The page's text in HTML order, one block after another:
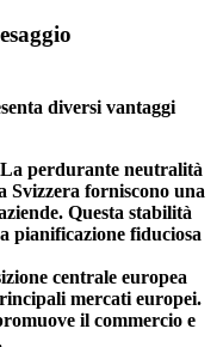
diversi vantaggi
La perdurante neutralità
Svizzera forniscono una
Questa stabilità
pianificazione fiduciosa
centrale europea
mercati europei.
il commercio e